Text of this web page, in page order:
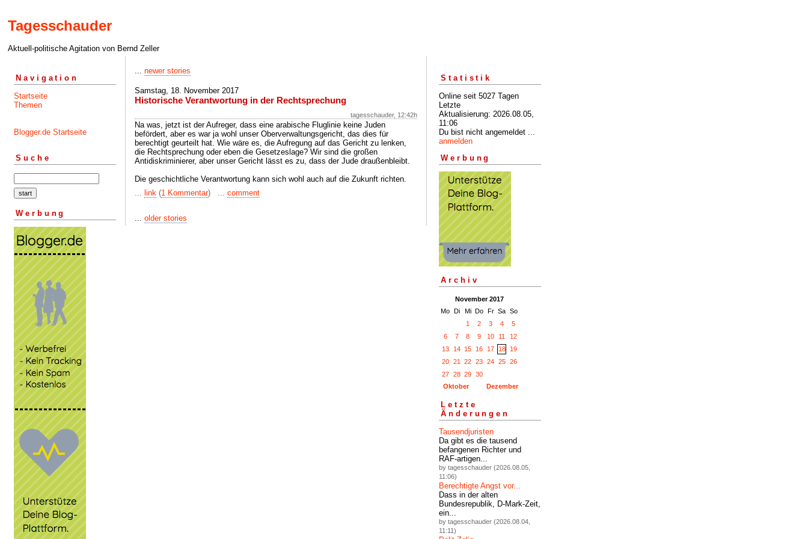
Tagesschauder
Aktuell-politische Agitation von Bernd Zeller
Navigation
Startseite
Themen
Blogger.de Startseite
Suche
Werbung
... newer stories
Samstag, 18. November 2017
Historische Verantwortung in der Rechtsprechung
tagesschauder, 12:42h
Na was, jetzt ist der Aufreger, dass eine arabische Fluglinie keine Juden
befördert, aber es war ja wohl unser Oberverwaltungsgericht, das dies für
berechtigt geurteilt hat. Wie wäre es, die Aufregung auf das Gericht zu lenken,
die Rechtsprechung oder eben die Gesetzeslage? Wir sind die großen
Antidiskriminierer, aber unser Gericht lässt es zu, dass der Jude draußenbleibt.
Die geschichtliche Verantwortung kann sich wohl auch auf die Zukunft richten.
... link (1 Kommentar) ... comment
... older stories
Statistik
Online seit 5027 Tagen
Letzte
Aktualisierung: 2026.08.05,
11:06
Du bist nicht angemeldet ...
anmelden
Werbung
Archiv
November 2017
Mo Di Mi Do Fr Sa So
1
2 3 4
5
6
7 8 9 10 11
12
13
14 15 16 17 18
19
20
21 22 23 24 25
26
27
28 29 30
Oktober
Dezember
Letzte
Änderungen
Tausendjuristen
Da gibt es die tausend
befangenen Richter und
RAF-artigen...
by tagesschauder (2026.08.05,
11:06)
Berechtigte Angst vor...
Dass in der alten
Bundesrepublik, D-Mark-Zeit,
ein...
by tagesschauder (2026.08.04,
11:11)